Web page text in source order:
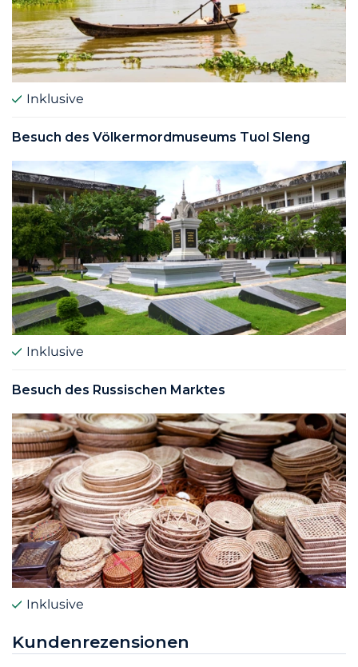
Inklusive
Besuch des Völkermordmuseums Tuol Sleng
Inklusive
Besuch des Russischen Marktes
Inklusive
Kundenrezensionen